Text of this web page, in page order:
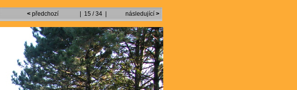
< předchozí | 15 / 34 | následující >